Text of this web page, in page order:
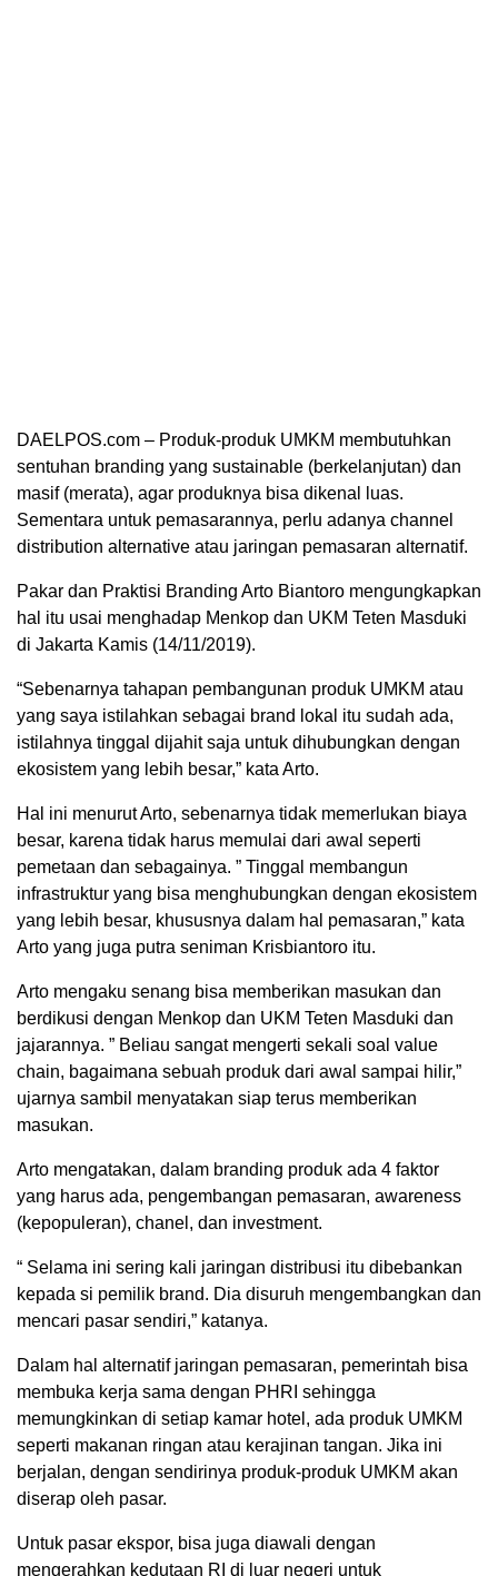
DAELPOS.com – Produk-produk UMKM membutuhkan
sentuhan branding yang sustainable (berkelanjutan) dan
masif (merata), agar produknya bisa dikenal luas.
Sementara untuk pemasarannya, perlu adanya channel
distribution alternative atau jaringan pemasaran alternatif.
Pakar dan Praktisi Branding Arto Biantoro mengungkapkan
hal itu usai menghadap Menkop dan UKM Teten Masduki
di Jakarta Kamis (14/11/2019).
“Sebenarnya tahapan pembangunan produk UMKM atau
yang saya istilahkan sebagai brand lokal itu sudah ada,
istilahnya tinggal dijahit saja untuk dihubungkan dengan
ekosistem yang lebih besar,” kata Arto.
Hal ini menurut Arto, sebenarnya tidak memerlukan biaya
besar, karena tidak harus memulai dari awal seperti
pemetaan dan sebagainya. ” Tinggal membangun
infrastruktur yang bisa menghubungkan dengan ekosistem
yang lebih besar, khususnya dalam hal pemasaran,” kata
Arto yang juga putra seniman Krisbiantoro itu.
Arto mengaku senang bisa memberikan masukan dan
berdikusi dengan Menkop dan UKM Teten Masduki dan
jajarannya. ” Beliau sangat mengerti sekali soal value
chain, bagaimana sebuah produk dari awal sampai hilir,”
ujarnya sambil menyatakan siap terus memberikan
masukan.
Arto mengatakan, dalam branding produk ada 4 faktor
yang harus ada, pengembangan pemasaran, awareness
(kepopuleran), chanel, dan investment.
“ Selama ini sering kali jaringan distribusi itu dibebankan
kepada si pemilik brand. Dia disuruh mengembangkan dan
mencari pasar sendiri,” katanya.
Dalam hal alternatif jaringan pemasaran, pemerintah bisa
membuka kerja sama dengan PHRI sehingga
memungkinkan di setiap kamar hotel, ada produk UMKM
seperti makanan ringan atau kerajinan tangan. Jika ini
berjalan, dengan sendirinya produk-produk UMKM akan
diserap oleh pasar.
Untuk pasar ekspor, bisa juga diawali dengan
mengerahkan kedutaan RI di luar negeri untuk